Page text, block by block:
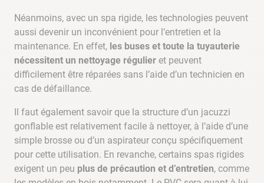
Néanmoins, avec un spa rigide, les technologies peuvent
aussi devenir un inconvénient pour l’entretien et la
maintenance. En effet, les buses et toute la tuyauterie
nécessitent un nettoyage régulier et peuvent
difficilement être réparées sans l’aide d’un technicien en
cas de défaillance.
Il faut également savoir que la structure d’un jacuzzi
gonflable est relativement facile à nettoyer, à l’aide d’une
simple brosse ou d’un aspirateur conçu spécifiquement
pour cette utilisation. En revanche, certains spas rigides
exigent un peu plus de précaution et d’entretien, comme